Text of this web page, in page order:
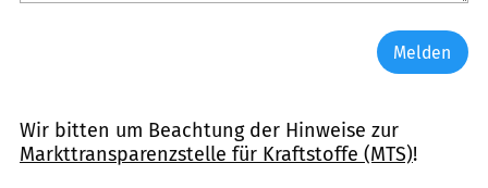
Melden
Wir bitten um Beachtung der Hinweise zur
Markttransparenzstelle für Kraftstoffe (MTS)!